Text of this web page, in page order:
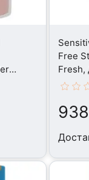
62 г
Free
Fresh,
938